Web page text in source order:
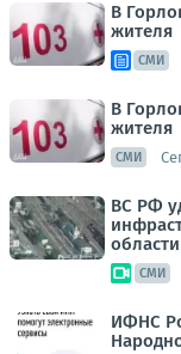
В
жителя
СМИ
В
жителя
СМИ
ВС РФ
области
СМИ
ИФНС